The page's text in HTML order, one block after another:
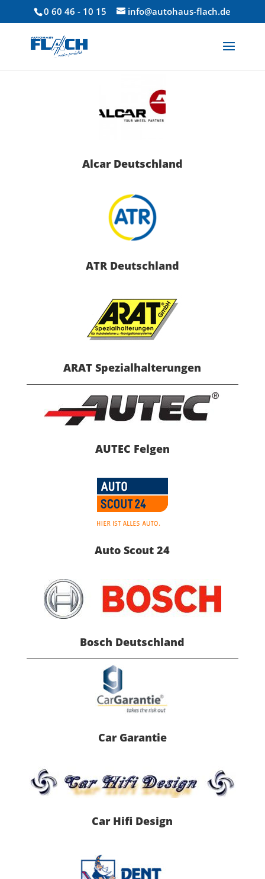
0 60 46 - 10 15 info@autohaus-flach.de
Alcar Deutschland
ATR Deutschland
ARAT Spezialhalterungen
AUTEC Felgen
Auto Scout 24
Bosch Deutschland
Car Garantie
Car Hifi Design